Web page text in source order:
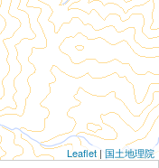
Leaflet| 国土地理院